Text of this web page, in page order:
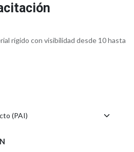
rígido con visibilidad desde 10 hasta